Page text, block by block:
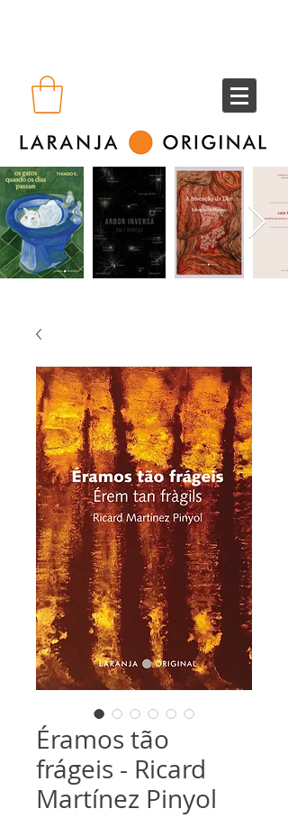
Éramos tão
frágeis - Ricard
Martínez Pinyol